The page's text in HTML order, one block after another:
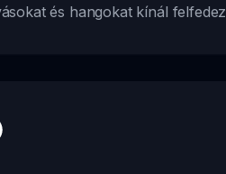
és hangokat kínál